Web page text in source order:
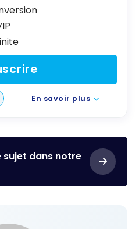
En savoir plus
sujet dans notre